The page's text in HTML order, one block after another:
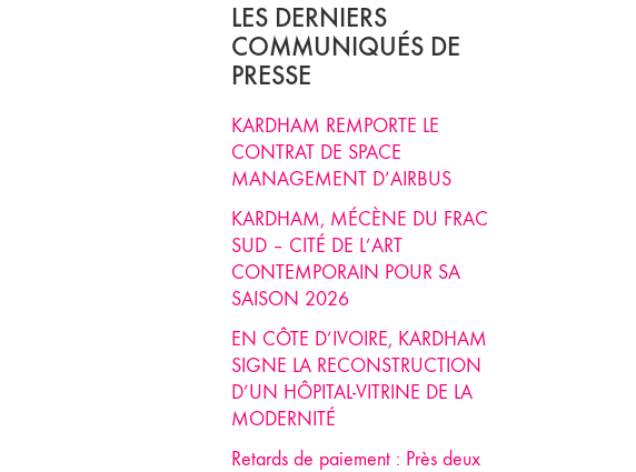
LES DERNIERS
COMMUNIQUÉS DE
PRESSE
KARDHAM REMPORTE LE
CONTRAT DE SPACE
MANAGEMENT D’AIRBUS
KARDHAM, MÉCÈNE DU FRAC
SUD – CITÉ DE L’ART
CONTEMPORAIN POUR SA
SAISON 2026
EN CÔTE D’IVOIRE, KARDHAM
SIGNE LA RECONSTRUCTION
D’UN HÔPITAL-VITRINE DE LA
MODERNITÉ
Retards de paiement : Près deux